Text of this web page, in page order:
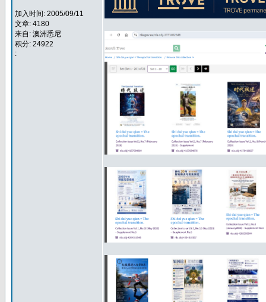
加入时间: 2005/09/11
文章: 4180
来自: 澳洲悉尼
积分: 24922
: